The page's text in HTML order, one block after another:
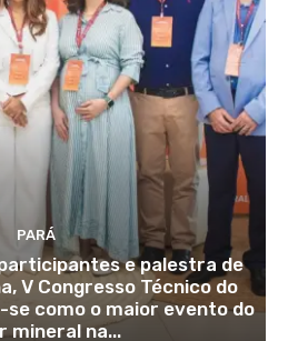
PARÁ
e palestra de
V Congresso Técnico do
se como o maior evento do
mineral na...